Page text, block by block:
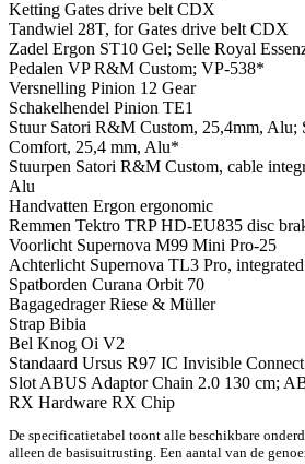
Ketting Gates drive belt CDX
Tandwiel 28T, for Gates drive belt CDX
Zadel Ergon ST10 Gel; Selle Royal
Pedalen VP R&M Custom; VP-538*
Versnelling Pinion 12 Gear
Schakelhendel Pinion TE1
Stuur Satori R&M Custom, 25,4mm, Alu;
Comfort, 25,4 mm, Alu*
Stuurpen Satori R&M Custom, cable
Alu
Handvatten Ergon ergonomic
Remmen Tektro TRP HD-EU835 disc
Voorlicht Supernova M99 Mini Pro-25
Achterlicht Supernova TL3 Pro,
Spatborden Curana Orbit 70
BagagedragerRiese & Müller
Strap Bibia
Bel Knog Oi V2
Standaard Ursus R97 IC Invisible Connect
Slot ABUS Adaptor Chain 2.0 130 cm;
RX Hardware RX Chip
De specificatietabel toont alle beschikbare
alleen de basisuitrusting. Een aantal van de